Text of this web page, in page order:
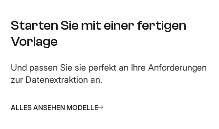
Starten Sie mit einer fertigen
Vorlage
Und passen Sie sie perfekt an Ihre Anforderungen
zur Datenextraktion an.
ALLES ANSEHEN MODELLE